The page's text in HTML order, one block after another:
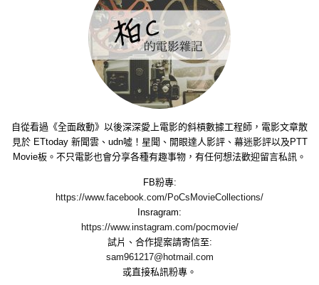
自從看過《全面啟動》以後深深愛上電影的斜槓數據工程師，電影文章散
見於 ETtoday 新聞雲、udn噓！星聞、開眼達人影評、幕迷影評以及PTT
Movie板。不只電影也會分享各種有趣事物，有任何想法歡迎留言私訊。
FB粉專:
https://www.facebook.com/PoCsMovieCollections/
Insragram:
https://www.instagram.com/pocmovie/
試片、合作提案請寄信至:
sam961217@hotmail.com
或直接私訊粉專。